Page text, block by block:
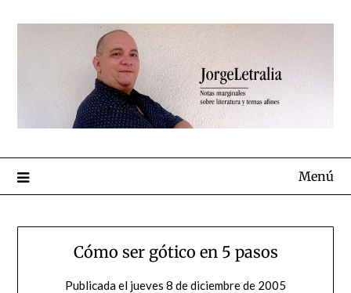
Menú
Cómo ser gótico en 5 pasos
Publicada el jueves 8 de diciembre de 2005